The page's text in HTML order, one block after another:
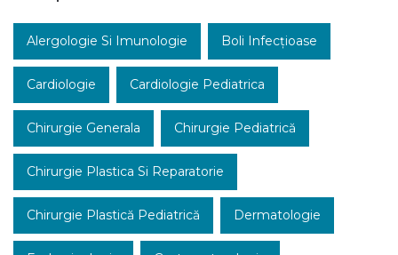
Alergologie Si Imunologie Boli Infecțioase
Cardiologie Cardiologie Pediatrica
Chirurgie Generala Chirurgie Pediatrică
Chirurgie Plastica Si Reparatorie
Chirurgie Plastică Pediatrică Dermatologie